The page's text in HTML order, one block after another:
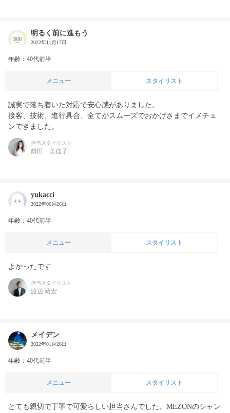
明るく前に進もう
2022年11月17日
年齢：40代前半
メニュー スタイリスト
誠実で落ち着いた対応で安心感がありました。
接客、技術、進行具合、全てがスムーズでおかげさまでイメチェ
ンできました。
担当スタイリスト
鎌田 美佳子
yukacci
2022年06月26日
年齢：40代前半
メニュー スタイリスト
よかったです
担当スタイリスト
渡辺 靖宏
メイデン
2022年01月26日
年齢：40代前半
メニュー スタイリスト
とても親切で丁寧で可愛らしい担当さんでした。MEZONのシャン